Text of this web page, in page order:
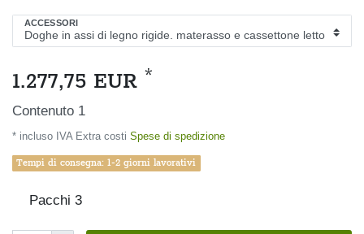
ACCESSORI
1.277,75 EUR *
Contenuto 1
* incluso IVA Extra costi Spese di spedizione
Tempi di consegna: 1-2 giorni lavorativi
Pacchi 3